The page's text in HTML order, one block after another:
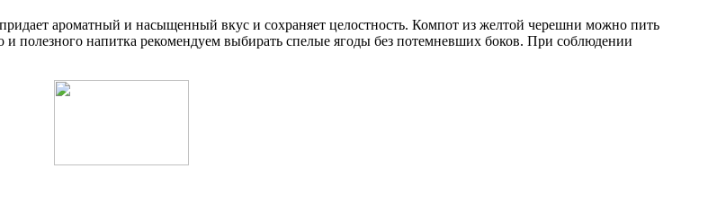
ароматный и насыщенный вкус и сохраняет целостность. Компот из желтой черешни можно пить
полезного напитка рекомендуем выбирать спелые ягоды без потемневших боков. При соблюдении